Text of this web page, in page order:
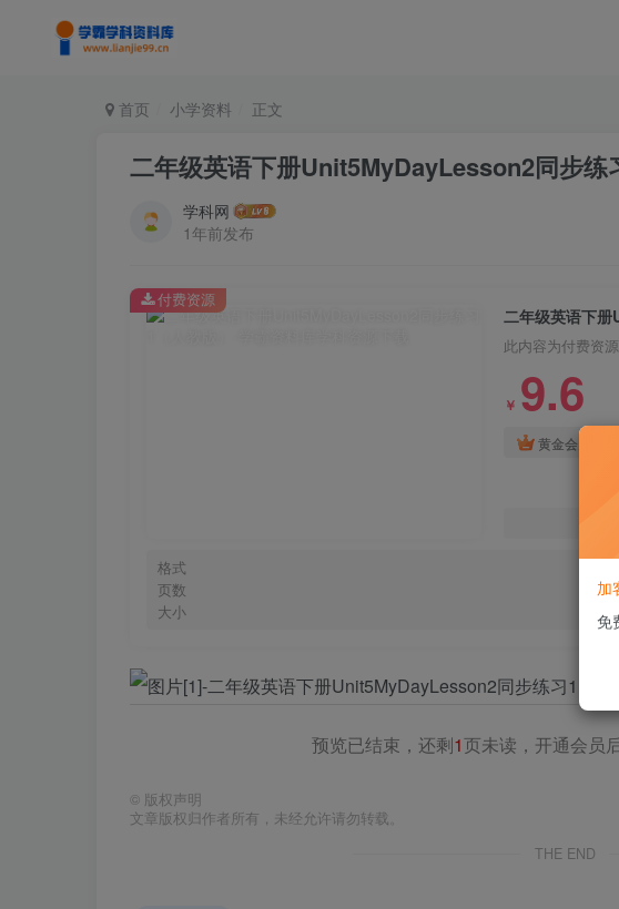
首页 小学资料 正文
二年级英语下册Unit5MyDayLesson2同步练
学科网
1年前发布
二年级英语下
此内容为付费资
￥ 9.6
黄金会员
格式
页数
大小
付费资源
预览已结束，还剩1页未读，开通会员
© 版权声明
文章版权归作者所有，未经允许请勿转载。
THE END
加
免